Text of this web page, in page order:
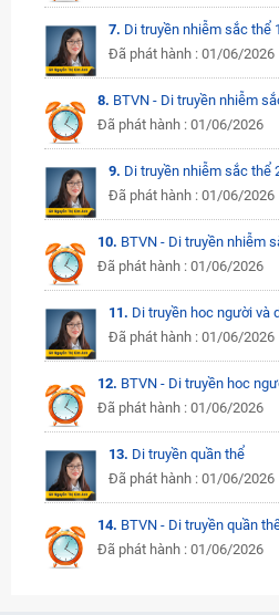
7. Di truyền nhiễm sắc thể 1
Đã phát hành : 01/06/2026
8. BTVN - Di truyền nhiễm
Đã phát hành : 01/06/2026
9. Di truyền nhiễm sắc thể
Đã phát hành : 01/06/2026
10. BTVN - Di truyền nhiễm
Đã phát hành : 01/06/2026
11. Di truyền hoc người và
Đã phát hành : 01/06/2026
12. BTVN - Di truyền hoc
Đã phát hành : 01/06/2026
13. Di truyền quần thể
Đã phát hành : 01/06/2026
14. BTVN - Di truyền quần
Đã phát hành : 01/06/2026